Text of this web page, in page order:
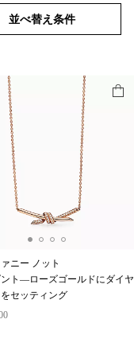
並べ替え条件
ニー ノット
ト—ローズゴールドにダイヤ
セッティング